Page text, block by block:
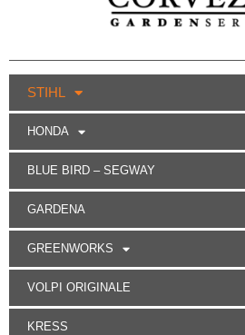
STIHL
HONDA
BLUE BIRD – SEGWAY
GARDENA
GREENWORKS
VOLPI ORIGINALE
KRESS